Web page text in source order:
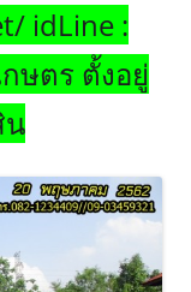
idLine :
ษตร ตั้งอยู่
น